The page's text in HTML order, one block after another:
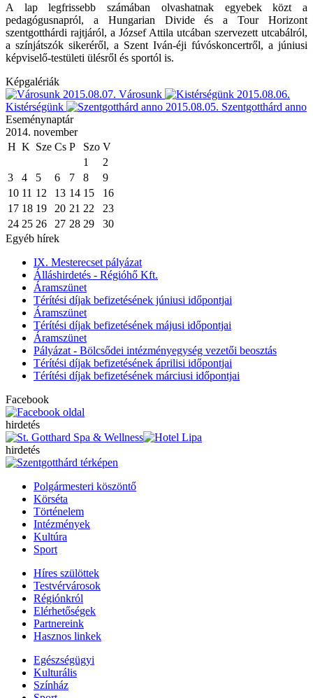
A lap legfrissebb számában olvashatnak egyebek közt a
pedagógusnapról, a Hungarian Divide és a Tour Horizont
szentgotthárdi rajtjáról, a József Attila utcában szervezett utcabálról,
a színjátszók sikeréről, a Szent Iván-éji fúvóskoncertről, a júniusi
képviselő-testületi ülésről és sportól is.
Képgalériák
2015.08.07. Városunk
2015.08.06.
Kistérségünk
2015.08.05. Szentgotthárd anno
Eseménynaptár
2014. november
H K Sze Cs P Szo V
1
2
3
4 5 6 7 8
9
10 11 12 13 14 15
16
17 18 19 20 21 22
23
24 25 26 27 28 29
30
Egyéb hírek
IX. Mesterecset pályázat
Álláshirdetés - Régióhő Kft.
Áramszünet
Térítési díjak befizetésének júniusi időpontjai
Áramszünet
Térítési díjak befizetésének májusi időpontjai
Áramszünet
Pályázat - Bölcsődei intézményegység vezetői beosztás
Térítési díjak befizetésének áprilisi időpontjai
Térítési díjak befizetésének márciusi időpontjai
Facebook
hirdetés
hirdetés
Polgármesteri köszöntő
Körséta
Történelem
Intézmények
Kultúra
Sport
Híres szülöttek
Testvérvárosok
Régiónkról
Elérhetőségek
Partnereink
Hasznos linkek
Egészségügyi
Kulturális
Színház